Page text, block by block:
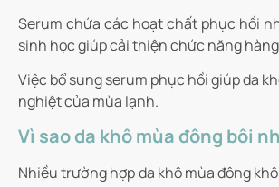
Serum chứa các hoạt chất phục hồi
sinh học giúp cải thiện chức năng
Việc bổ sung serum phục hồi giúp da
nghiệt của mùa lạnh.
Vì sao da khô mùa đông bôi
Nhiều trường hợp da khô mùa đông